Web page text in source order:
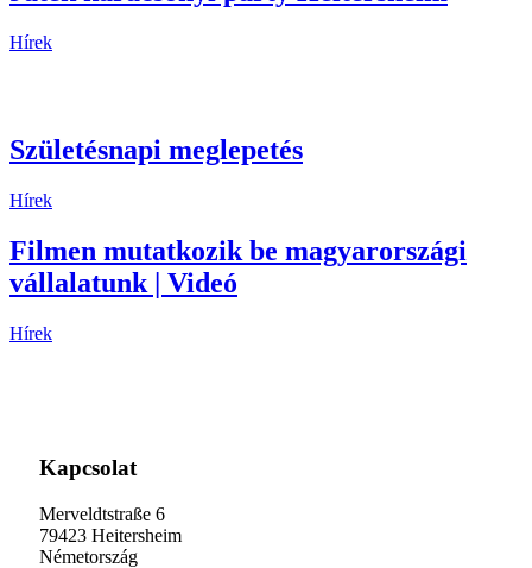
Hírek
Születésnapi meglepetés
Hírek
Filmen mutatkozik be magyarországi
vállalatunk | Videó
Hírek
Kapcsolat
Merveldtstraße 6
79423 Heitersheim
Németország